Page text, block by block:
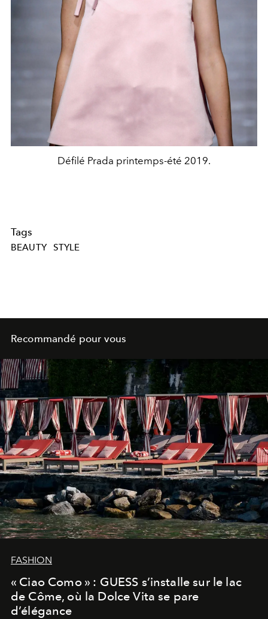
Défilé Prada printemps-été 2019.
Tags
BEAUTY STYLE
Recommandé pour vous
FASHION
« Ciao Como » : GUESS s’installe sur le lac
de Côme, où la Dolce Vita se pare
d’élégance